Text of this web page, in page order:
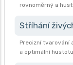
rovnoměrný a
Stříhání
Precizní tvarování
a optimální